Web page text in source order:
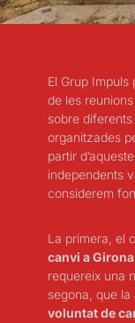
El Grup Impuls
de les
sobre
organitzades
partir
independents
considerem
La primera, el
canvi a Girona
requereix una
segona, que la
voluntat de